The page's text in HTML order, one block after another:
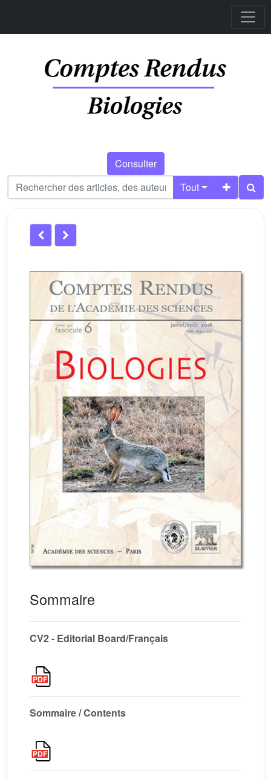
Consulter
Tout
Sommaire
CV2 - Editorial Board/Français
Sommaire / Contents